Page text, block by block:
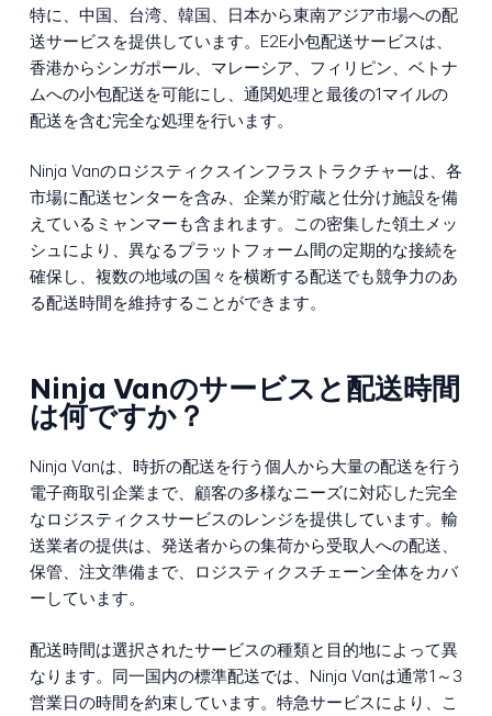
特に、中国、台湾、韓国、日本から東南アジア市場への配
送サービスを提供しています。E2E小包配送サービスは、
香港からシンガポール、マレーシア、フィリピン、ベトナ
ムへの小包配送を可能にし、通関処理と最後の1マイルの
配送を含む完全な処理を行います。
Ninja Vanのロジスティクスインフラストラクチャーは、各
市場に配送センターを含み、企業が貯蔵と仕分け施設を備
えているミャンマーも含まれます。この密集した領土メッ
シュにより、異なるプラットフォーム間の定期的な接続を
確保し、複数の地域の国々を横断する配送でも競争力のあ
る配送時間を維持することができます。
Ninja Vanのサービスと配送時間
は何ですか？
Ninja Vanは、時折の配送を行う個人から大量の配送を行う
電子商取引企業まで、顧客の多様なニーズに対応した完全
なロジスティクスサービスのレンジを提供しています。輸
送業者の提供は、発送者からの集荷から受取人への配送、
保管、注文準備まで、ロジスティクスチェーン全体をカバ
ーしています。
配送時間は選択されたサービスの種類と目的地によって異
なります。同一国内の標準配送では、Ninja Vanは通常1～3
営業日の時間を約束しています。特急サービスにより、こ